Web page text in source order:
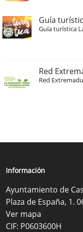
Guía
Guía turística
Red
Red
Información
Ayuntamiento de
Plaza de España, 1.
Ver mapa
CIF: P0603600H